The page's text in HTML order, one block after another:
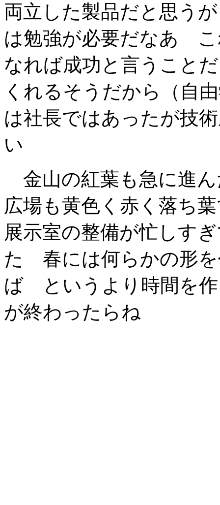
両立した製品だと思う
は勉強が必要だなあ こ
なれば成功と言うこと
くれるそうだから（自
は社長ではあったが技
い
金山の紅葉も急に進
広場も黄色く赤く落
展示室の整備が忙しす
た 春には何らかの形
ば というより時間を
が終わったらね